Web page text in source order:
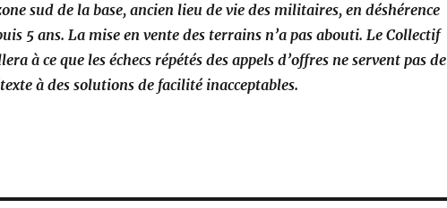
sud de la base, ancien lieu de vie des militaires, en déshérence
5 ans. La mise en vente des terrains n’a pas abouti. Le Collectif
à ce que les échecs répétés des appels d’offres ne servent pas de
à des solutions de facilité inacceptables.